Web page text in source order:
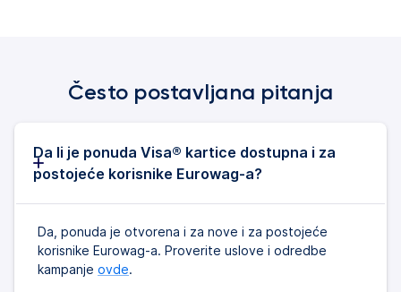
Često postavljana pitanja
Da li je ponuda Visa® kartice dostupna i za
postojeće korisnike Eurowag-a?
Da, ponuda je otvorena i za nove i za postojeće
korisnike Eurowag-a. Proverite uslove i odredbe
kampanje ovde.